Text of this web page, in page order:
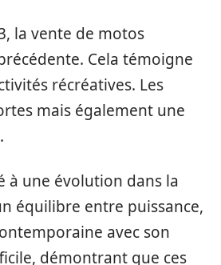
la vente de motos
Cela témoigne
récréatives. Les
mais également une
à une évolution dans la
équilibre entre puissance,
avec son
démontrant que ces